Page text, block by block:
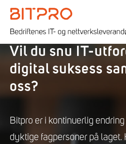
Skip
content
Bitpro
Vil du snu IT-
digital suksess
oss?
Bitpro er i kontinuerlig
dyktige fagpersoner på laget.